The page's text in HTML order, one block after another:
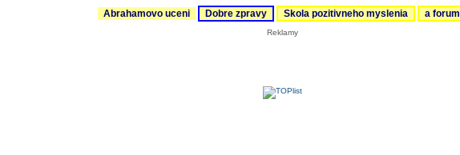
Abrahamovo uceni Dobre zpravy Skola pozitivneho myslenia a forum
Reklamy